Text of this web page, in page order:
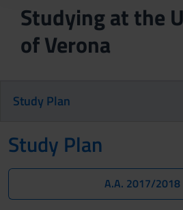
Studying at the
of Verona
Study Plan
Study Plan
A.A. 2017/2018